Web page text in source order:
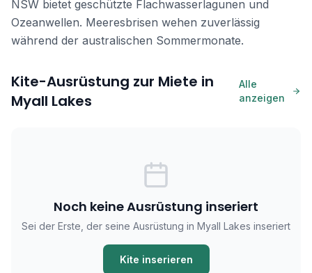
NSW bietet geschützte Flachwasserlagunen und
Ozeanwellen. Meeresbrisen wehen zuverlässig
während der australischen Sommermonate.
Kite-Ausrüstung zur Miete in
Myall Lakes
Alle
anzeigen
Noch keine Ausrüstung inseriert
Sei der Erste, der seine Ausrüstung in Myall Lakes inseriert
Kite inserieren